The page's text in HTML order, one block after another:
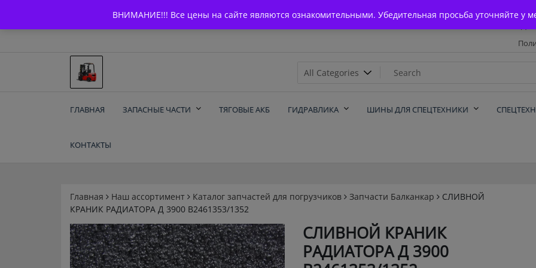
ВНИМАНИЕ!!! Все цены на сайте являются ознакомительными. Убедительная просьба уточняйте у
content
Запчасти для вилочых
ГЛАВНАЯ ЗАПАСНЫЕ ЧАСТИ ТЯГОВЫЕ АКБ ГИДРАВЛИКА ШИНЫ ДЛЯ СПЕЦТЕХНИКИ
КОНТАКТЫ
Главная Наш ассортимент Каталог запчастей для погрузчиков Запчасти Балканкар
СЛИВНОЙ
КРАНИК РАДИАТОРА Д 3900 B2461353/1352
СЛИВНОЙ КРАНИК
РАДИАТОРА Д 3900